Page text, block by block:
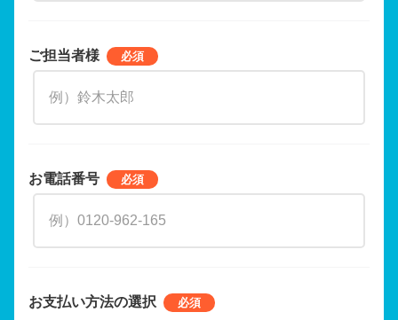
ご担当者様
お電話番号
お支払い方法の選択